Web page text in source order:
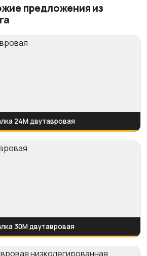
предложения из
24М двутавровая
30М двутавровая